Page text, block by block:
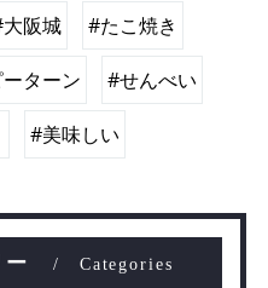
阪城 #たこ焼き
ターン #せんべい
#美味しい
ー Categories